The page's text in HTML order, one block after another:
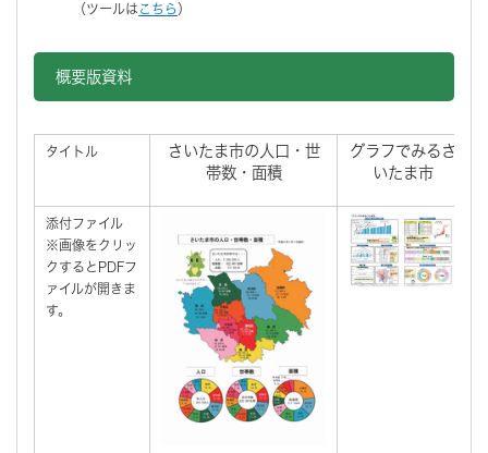
（ツールは こちら ）
概要版資料
タイトル
さいたま市の人口・世
帯数・面積
グラフでみるさ
いたま市
添付ファイル
※画像をクリッ
クするとPDFフ
ァイルが開きま
す。